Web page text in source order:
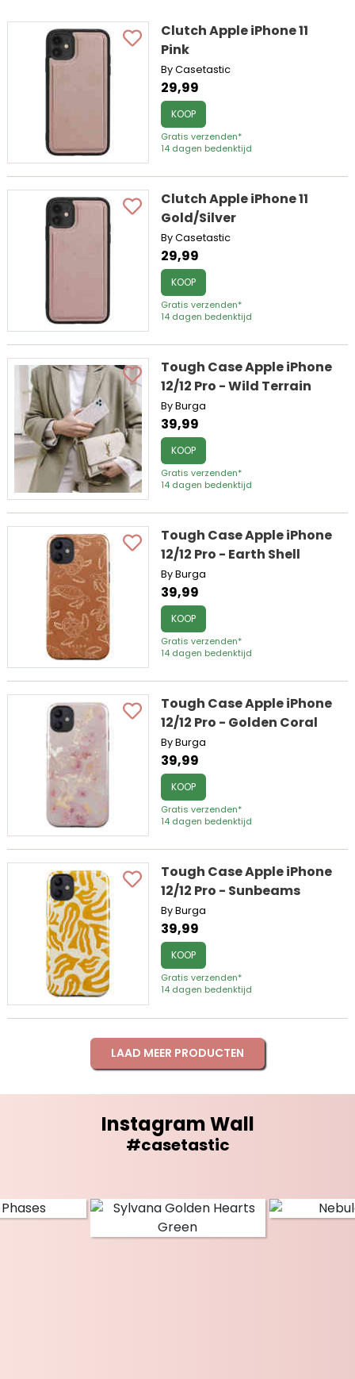
Clutch Apple iPhone 11
Pink
By Casetastic
29,99
KOOP
Gratis verzenden*
14 dagen bedenktijd
Clutch Apple iPhone 11
Gold/Silver
By Casetastic
29,99
KOOP
Gratis verzenden*
14 dagen bedenktijd
Tough Case Apple iPhone
12/12 Pro - Wild Terrain
By Burga
39,99
KOOP
Gratis verzenden*
14 dagen bedenktijd
Tough Case Apple iPhone
12/12 Pro - Earth Shell
By Burga
39,99
KOOP
Gratis verzenden*
14 dagen bedenktijd
Tough Case Apple iPhone
12/12 Pro - Golden Coral
By Burga
39,99
KOOP
Gratis verzenden*
14 dagen bedenktijd
Tough Case Apple iPhone
12/12 Pro - Sunbeams
By Burga
39,99
KOOP
Gratis verzenden*
14 dagen bedenktijd
LAAD MEER PRODUCTEN
Instagram Wall
#casetastic